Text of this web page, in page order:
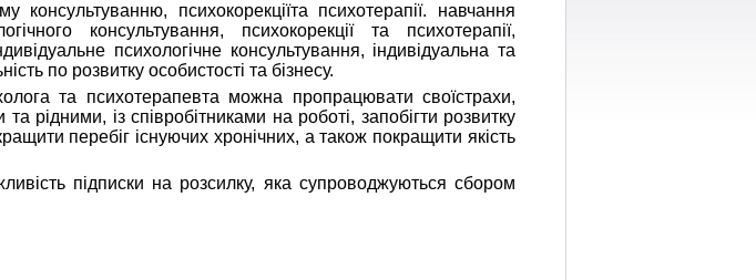
психокорекціїта психотерапії. навчання
консультування, психокорекції та психотерапії,
психологічне консультування, індивідуальна та
по розвитку особистості та бізнесу.
та психотерапевта можна пропрацювати своїстрахи,
рідними, із співробітниками на роботі, запобігти розвитку
перебіг існуючих хронічних, а також покращити якість
підписки на розсилку, яка супроводжуються сбором